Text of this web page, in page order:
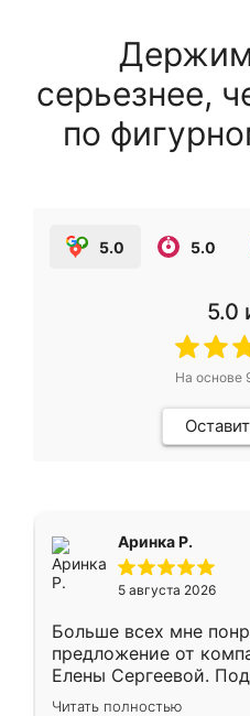
серьезнее,
по
5.0 5.0
5.0
На основе
Аринка Р.
5 августа 2026
Больше всех мне
предложение от
Елены Сергеевой.
короткие сроки
Читать полностью